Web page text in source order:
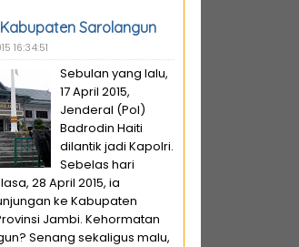
Sarolangun
16:34:51
Sebulan yang lalu,
17 April 2015,
Jenderal (Pol)
Badrodin Haiti
dilantik jadi Kapolri.
Sebelas hari
28 April 2015, ia
ke Kabupaten
Jambi. Kehormatan
Senang sekaligus malu,